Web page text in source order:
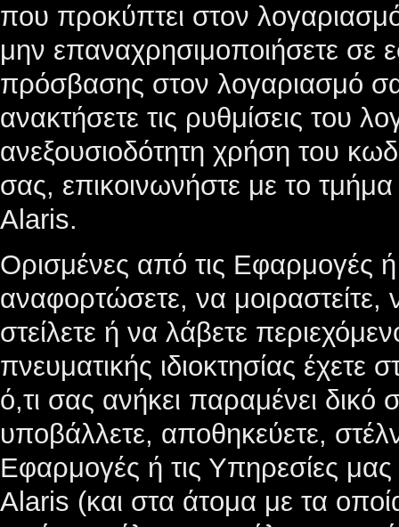
που προκύπτει στον
μην επαναχρησιμοποιήσετε σε
πρόσβασης στον λογαριασμό
ανακτήσετε τις ρυθμίσεις του
ανεξουσιοδότητη χρήση του
σας, επικοινωνήστε με το
Alaris.
Ορισμένες από τις Εφαρμογές
αναφορτώσετε, να
στείλετε ή να λάβετε
πνευματικής ιδιοκτησίας έχετε
ό,τι σας ανήκει παραμένει
υποβάλλετε, αποθηκεύετε,
Εφαρμογές ή τις Υπηρεσίες
Alaris (και στα άτομα με τα